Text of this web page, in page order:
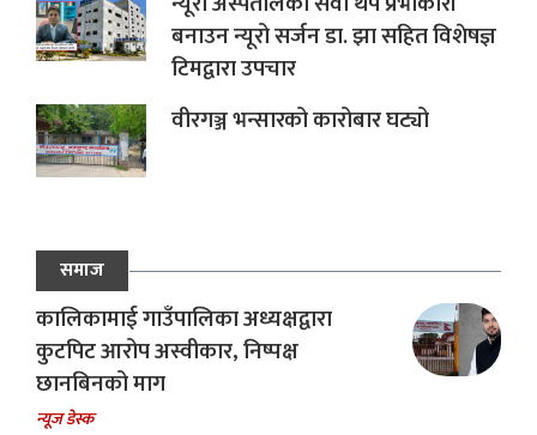
बनाउन न्यूरो सर्जन डा. झा सहित विशेषज्ञ
टिमद्वारा उपचार
वीरगञ्ज भन्सारको कारोबार घट्यो
समाज
कालिकामाई गाउँपालिका अध्यक्षद्वारा
कुटपिट आरोप अस्वीकार, निष्पक्ष
छानबिनको माग
न्यूज डेस्क